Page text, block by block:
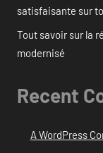
satisfaisante sur
Tout savoir sur la
modernisé
Recent
A WordPress